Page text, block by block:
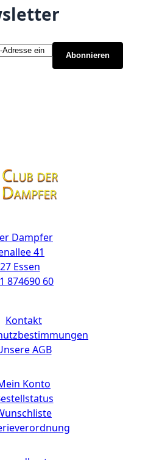
Newsletter an:
Abonnieren
Dampfer
41
Essen
874690 60
Kontakt
AGB
Konto